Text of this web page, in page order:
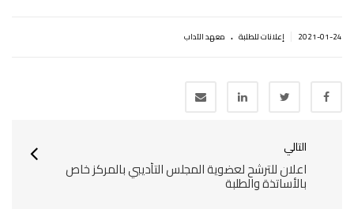
2021-01-24 إعلانات للطلبة . معهد الآداب
التالي
اعلان للترشح لعضوية المجلس التأديبي بالمركز خاص
بالأساتذة والطلبة